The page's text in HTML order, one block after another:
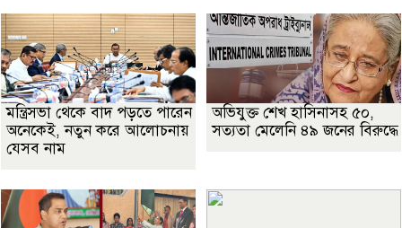
মন্ত্রিসভা থেকে বাদ পড়তে পারেন
অনেকেই, নতুন করে আলোচনায়
যেসব নাম
অভিযুক্ত শেখ হাসিনাসহ ৫০,
সত্যতা মেলেনি ৪৯ জনের বিরুদ্ধে